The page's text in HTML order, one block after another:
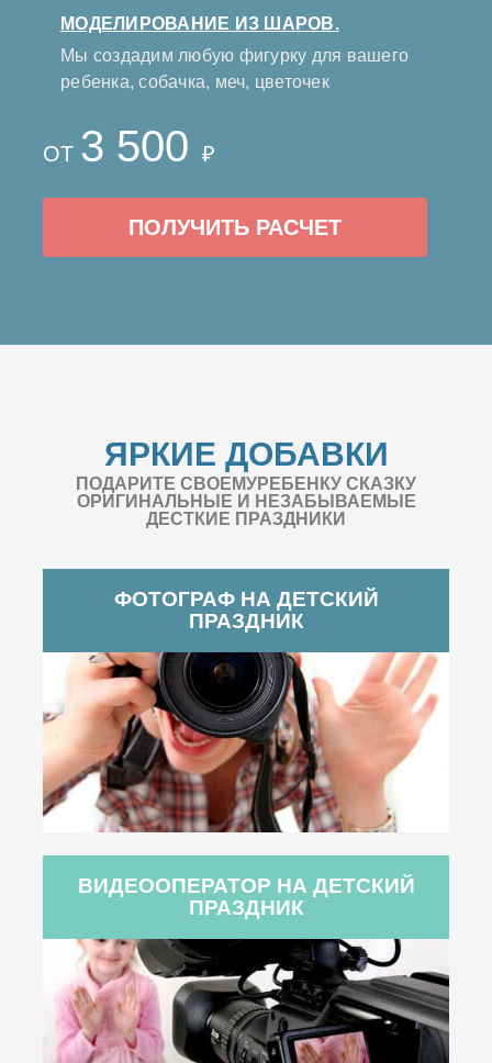
МОДЕЛИРОВАНИЕ ИЗ ШАРОВ.
Мы создадим любую фигурку для вашего
ребенка, собачка, меч, цветочек
ОТ 3 500 ₽
ПОЛУЧИТЬ РАСЧЕТ
ЯРКИЕ ДОБАВКИ
ПОДАРИТЕ СВОЕМУРЕБЕНКУ СКАЗКУ
ОРИГИНАЛЬНЫЕ И НЕЗАБЫВАЕМЫЕ
ДЕСТКИЕ ПРАЗДНИКИ
ФОТОГРАФ НА ДЕТСКИЙ
ПРАЗДНИК
ВИДЕООПЕРАТОР НА ДЕТСКИЙ
ПРАЗДНИК